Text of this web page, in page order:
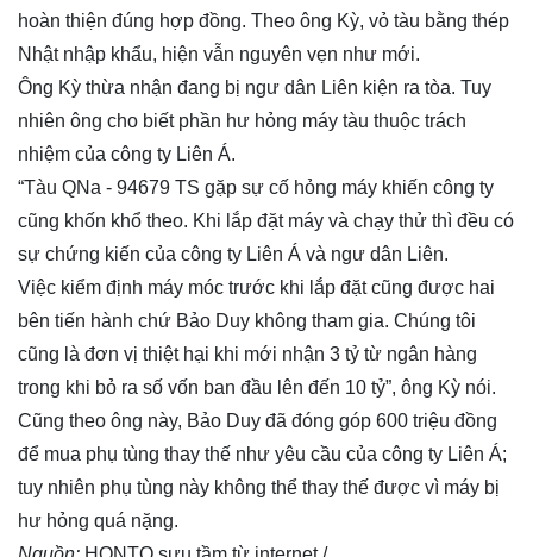
hoàn thiện đúng hợp đồng. Theo ông Kỳ, vỏ tàu bằng thép
Nhật nhập khẩu, hiện vẫn nguyên vẹn như mới.
Ông Kỳ thừa nhận đang bị ngư dân Liên kiện ra tòa. Tuy
nhiên ông cho biết phần hư hỏng máy tàu thuộc trách
nhiệm của công ty Liên Á.
“Tàu QNa - 94679 TS gặp sự cố hỏng máy khiến công ty
cũng khốn khổ theo. Khi lắp đặt máy và chạy thử thì đều có
sự chứng kiến của công ty Liên Á và ngư dân Liên.
Việc kiểm định máy móc trước khi lắp đặt cũng được hai
bên tiến hành chứ Bảo Duy không tham gia. Chúng tôi
cũng là đơn vị thiệt hại khi mới nhận 3 tỷ từ ngân hàng
trong khi bỏ ra số vốn ban đầu lên đến 10 tỷ”, ông Kỳ nói.
Cũng theo ông này, Bảo Duy đã đóng góp 600 triệu đồng
để mua phụ tùng thay thế như yêu cầu của công ty Liên Á;
tuy nhiên phụ tùng này không thể thay thế được vì máy bị
hư hỏng quá nặng.